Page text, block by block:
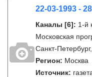
22-03-1993 -
Каналы [6]: 1-й
Московская
Санкт-
Регион: Москва
Источник: